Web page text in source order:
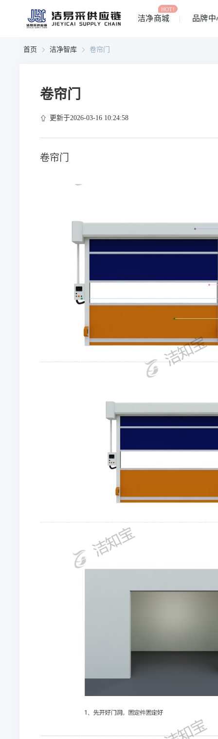
洁净商城
HOT!
品牌中
首页 洁净智库 卷帘门
卷帘门
更新于2026-03-16 10:24:58
卷帘门